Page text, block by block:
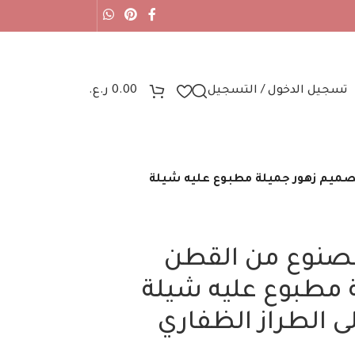
تسجيل الدخول / التسجيل 0.00 ر.ع.
زهور جميلة مطبوع عليه شيلة
مصنوع من القطن
مطبوع عليه شيلة
الطراز الظفاري